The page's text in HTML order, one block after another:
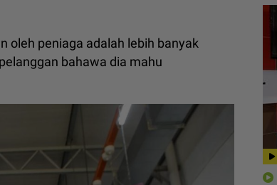
oleh peniaga adalah lebih banyak
bahawa dia mahu